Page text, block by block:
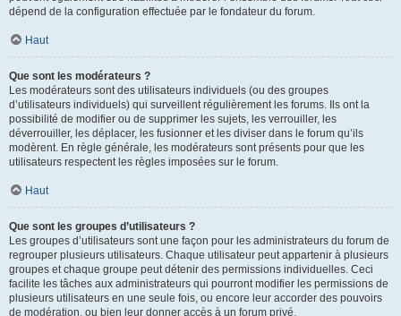
dépend de la configuration effectuée par le fondateur du forum.
Haut
Que sont les modérateurs ?
Les modérateurs sont des utilisateurs individuels (ou des groupes
d’utilisateurs individuels) qui surveillent régulièrement les forums. Ils ont la
possibilité de modifier ou de supprimer les sujets, les verrouiller, les
déverrouiller, les déplacer, les fusionner et les diviser dans le forum qu’ils
modèrent. En règle générale, les modérateurs sont présents pour que les
utilisateurs respectent les règles imposées sur le forum.
Haut
Que sont les groupes d’utilisateurs ?
Les groupes d’utilisateurs sont une façon pour les administrateurs du forum de
regrouper plusieurs utilisateurs. Chaque utilisateur peut appartenir à plusieurs
groupes et chaque groupe peut détenir des permissions individuelles. Ceci
facilite les tâches aux administrateurs qui pourront modifier les permissions de
plusieurs utilisateurs en une seule fois, ou encore leur accorder des pouvoirs
de modération, ou bien leur donner accès à un forum privé.